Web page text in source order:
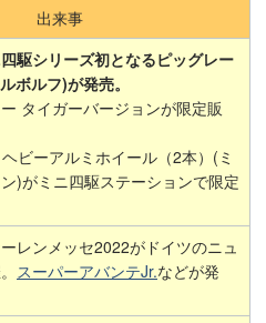
出来事
駆シリーズ初となるピッグレー
ボルフ)が発売。
タイガーバージョンが限定販
ビーアルミホイール（2本）(ミ
)がミニ四駆ステーションで限定
レンメッセ2022がドイツのニュ
スーパーアバンテJr.などが発